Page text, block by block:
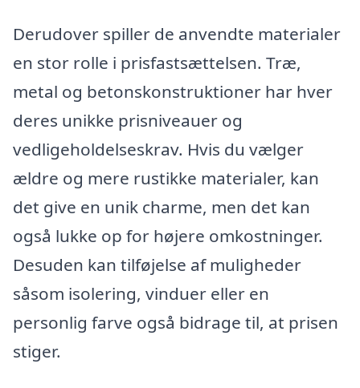
Derudover spiller de anvendte materialer
en stor rolle i prisfastsættelsen. Træ,
metal og betonskonstruktioner har hver
deres unikke prisniveauer og
vedligeholdelseskrav. Hvis du vælger
ældre og mere rustikke materialer, kan
det give en unik charme, men det kan
også lukke op for højere omkostninger.
Desuden kan tilføjelse af muligheder
såsom isolering, vinduer eller en
personlig farve også bidrage til, at prisen
stiger.